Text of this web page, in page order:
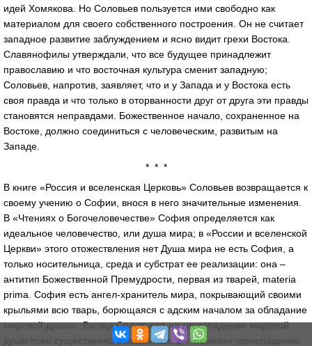
идей Хомякова. Но Соловьев пользуется ими свободно как
материалом для своего собственного построения. Он не считает
западное развитие заблуждением и ясно видит грехи Востока.
Славянофилы утверждали, что все будущее принадлежит
православию и что восточная культура сменит западную;
Соловьев, напротив, заявляет, что и у Запада и у Востока есть
своя правда и что только в оторванности друг от друга эти правды
становятся неправдами. Божественное начало, сохраненное на
Востоке, должно соединиться с человеческим, развитым на
Западе.
* * *
В книге «Россия и вселенская Церковь» Соловьев возвращается к
своему учению о Софии, внося в него значительные изменения.
В «Чтениях о Богочеловечестве» София определяется как
идеальное человечество, или душа мира; в «России и вселенской
Церкви» этого отожествления нет Душа мира не есть София, а
только носительница, среда и субстрат ее реализации: она –
антитип Божественной Премудрости, первая из тварей, materia
prima. София есть ангел-хранитель мира, покрывающий своими
крыльями всю тварь, борющаяся с адским началом за обладание
мировой душою. Взгляд Соловьева на грехопадение мировой
души тоже существенно изменяется: в «Чтениях» грехопадение